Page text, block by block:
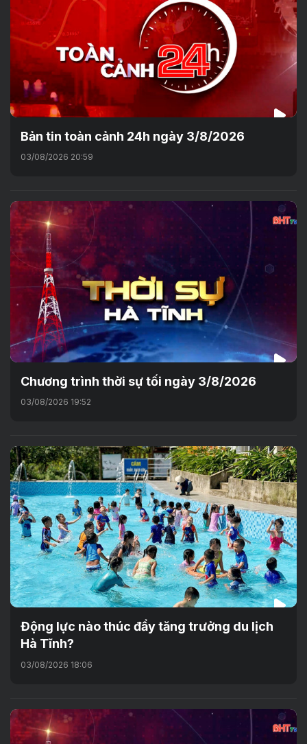
Bản tin toàn cảnh 24h ngày 3/8/2026
03/08/2026 20:59
Chương trình thời sự tối ngày 3/8/2026
03/08/2026 19:52
Động lực nào thúc đẩy tăng trưởng du lịch
Hà Tĩnh?
03/08/2026 18:06